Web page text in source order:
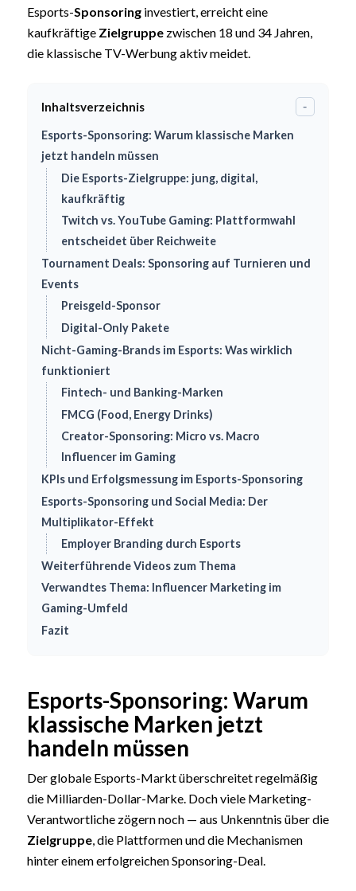
Esports-Sponsoringinvestiert, erreicht eine
kaufkräftige Zielgruppezwischen 18 und 34 Jahren,
die klassische TV-Werbung aktiv meidet.
Inhaltsverzeichnis -
Esports-Sponsoring: Warum klassische Marken
jetzt handeln müssen
Die Esports-Zielgruppe: jung, digital,
kaufkräftig
Twitch vs. YouTube Gaming: Plattformwahl
entscheidet über Reichweite
Tournament Deals: Sponsoring auf Turnieren und
Events
Preisgeld-Sponsor
Digital-Only Pakete
Nicht-Gaming-Brands im Esports: Was wirklich
funktioniert
Fintech- und Banking-Marken
FMCG (Food, Energy Drinks)
Creator-Sponsoring: Micro vs. Macro
Influencer im Gaming
KPIs und Erfolgsmessung im Esports-Sponsoring
Esports-Sponsoring und Social Media: Der
Multiplikator-Effekt
Employer Branding durch Esports
Weiterführende Videos zum Thema
Verwandtes Thema: Influencer Marketing im
Gaming-Umfeld
Fazit
Esports-Sponsoring: Warum
klassische Marken jetzt
handeln müssen
Der globale Esports-Markt überschreitet regelmäßig
die Milliarden-Dollar-Marke. Doch viele Marketing-
Verantwortliche zögern noch — aus Unkenntnis über die
Zielgruppe, die Plattformen und die Mechanismen
hinter einem erfolgreichen Sponsoring-Deal.